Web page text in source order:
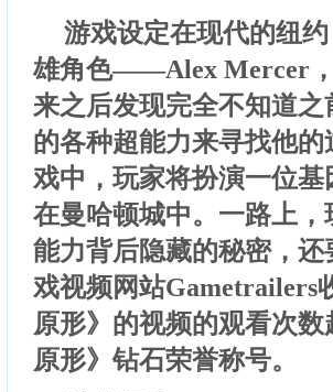
游戏设定在现代的纽
雄角色——Alex Mercer，
来之后发现完全不知道
的各种超能力来寻找他
戏中，玩家将扮演一位
在曼哈顿城中。一路上
能力背后隐藏的秘密，
戏视频网站Gametrailers
原形》的视频的观看次
原形》钻石荣誉称号。